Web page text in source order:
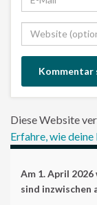
Diese Website
Erfahre, wie
Am 1. April
sind inzwischen